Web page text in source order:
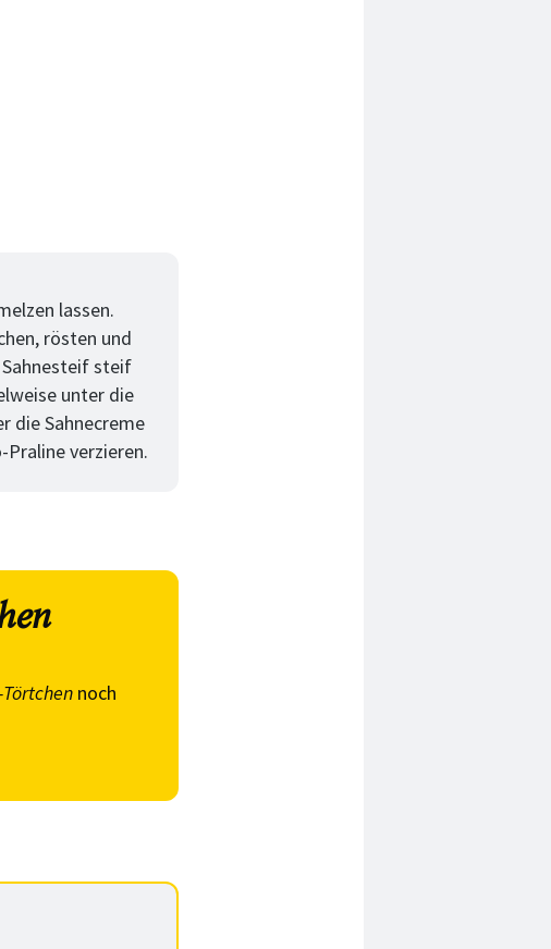
lassen.
rösten und
steif
unter die
die Sahnecreme
verzieren.
noch